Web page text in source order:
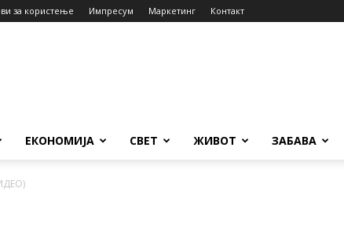
за користење Импресум Маркетинг Контакт
ЕКОНОМИЈА СВЕТ ЖИВОТ ЗАБАВА